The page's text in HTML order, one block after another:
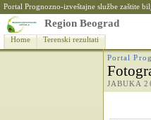
Portal Prognozno-izveštajne službe zaštite
Region Beograd
Home Terenski rezultati
Portal
JABUKA